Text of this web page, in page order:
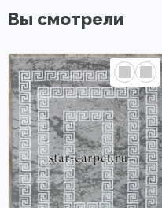
Вы смотрели